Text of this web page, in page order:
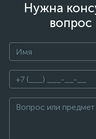
Нужна
вопрос